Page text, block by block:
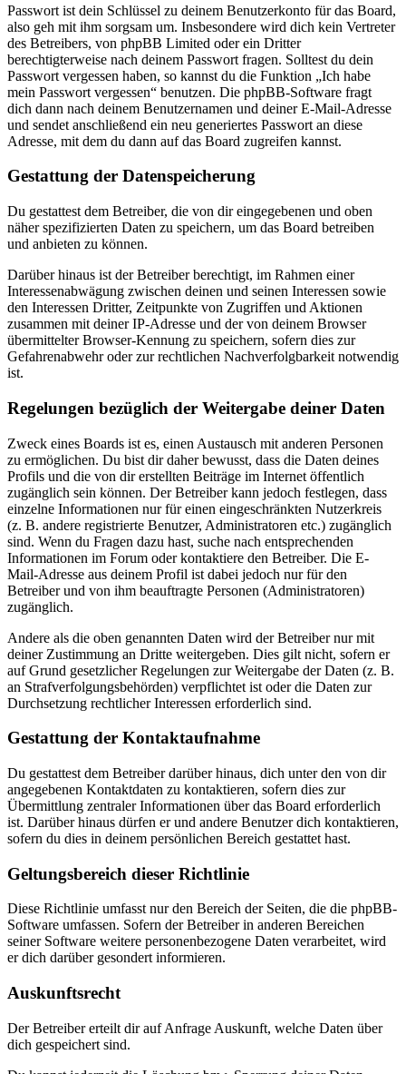
Passwort ist dein Schlüssel zu deinem Benutzerkonto für das Board,
also geh mit ihm sorgsam um. Insbesondere wird dich kein Vertreter
des Betreibers, von phpBB Limited oder ein Dritter
berechtigterweise nach deinem Passwort fragen. Solltest du dein
Passwort vergessen haben, so kannst du die Funktion „Ich habe
mein Passwort vergessen“ benutzen. Die phpBB-Software fragt
dich dann nach deinem Benutzernamen und deiner E-Mail-Adresse
und sendet anschließend ein neu generiertes Passwort an diese
Adresse, mit dem du dann auf das Board zugreifen kannst.
Gestattung der Datenspeicherung
Du gestattest dem Betreiber, die von dir eingegebenen und oben
näher spezifizierten Daten zu speichern, um das Board betreiben
und anbieten zu können.
Darüber hinaus ist der Betreiber berechtigt, im Rahmen einer
Interessenabwägung zwischen deinen und seinen Interessen sowie
den Interessen Dritter, Zeitpunkte von Zugriffen und Aktionen
zusammen mit deiner IP-Adresse und der von deinem Browser
übermittelter Browser-Kennung zu speichern, sofern dies zur
Gefahrenabwehr oder zur rechtlichen Nachverfolgbarkeit notwendig
ist.
Regelungen bezüglich der Weitergabe deiner Daten
Zweck eines Boards ist es, einen Austausch mit anderen Personen
zu ermöglichen. Du bist dir daher bewusst, dass die Daten deines
Profils und die von dir erstellten Beiträge im Internet öffentlich
zugänglich sein können. Der Betreiber kann jedoch festlegen, dass
einzelne Informationen nur für einen eingeschränkten Nutzerkreis
(z. B. andere registrierte Benutzer, Administratoren etc.) zugänglich
sind. Wenn du Fragen dazu hast, suche nach entsprechenden
Informationen im Forum oder kontaktiere den Betreiber. Die E-
Mail-Adresse aus deinem Profil ist dabei jedoch nur für den
Betreiber und von ihm beauftragte Personen (Administratoren)
zugänglich.
Andere als die oben genannten Daten wird der Betreiber nur mit
deiner Zustimmung an Dritte weitergeben. Dies gilt nicht, sofern er
auf Grund gesetzlicher Regelungen zur Weitergabe der Daten (z. B.
an Strafverfolgungsbehörden) verpflichtet ist oder die Daten zur
Durchsetzung rechtlicher Interessen erforderlich sind.
Gestattung der Kontaktaufnahme
Du gestattest dem Betreiber darüber hinaus, dich unter den von dir
angegebenen Kontaktdaten zu kontaktieren, sofern dies zur
Übermittlung zentraler Informationen über das Board erforderlich
ist. Darüber hinaus dürfen er und andere Benutzer dich kontaktieren,
sofern du dies in deinem persönlichen Bereich gestattet hast.
Geltungsbereich dieser Richtlinie
Diese Richtlinie umfasst nur den Bereich der Seiten, die die phpBB-
Software umfassen. Sofern der Betreiber in anderen Bereichen
seiner Software weitere personenbezogene Daten verarbeitet, wird
er dich darüber gesondert informieren.
Auskunftsrecht
Der Betreiber erteilt dir auf Anfrage Auskunft, welche Daten über
dich gespeichert sind.